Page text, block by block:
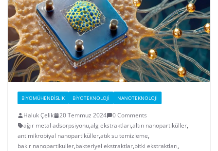
BIYOMÜHENDISLIK BIYOTEKNOLOJI NANOTEKNOLOJI
Haluk Çelik 20 Temmuz 2024
0 Comments
ağır metal adsorpsiyonu,alg ekstraktları,altın nanopartiküller,
antimikrobiyal nanopartiküller,atık su temizleme,
bakır nanopartiküller,bakteriyel ekstraktlar,bitki ekstraktları,